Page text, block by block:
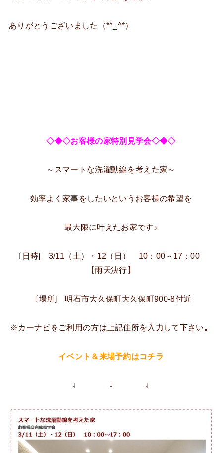
ありがとうございました（*^_^*）
◇◆◇お客様の家特別見学会◇◆◇
～スマートな洗濯動線を考えた家～
効率よく家事をしたいというお客様の希望を
最大限に叶えたお家です♪
〔日時] 3/11（土）・12（日） 10：00～17：00
【雨天決行】
〔場所] 明石市大久保町大久保町900-8付近
※カーナビをご利用の方は上記住所を入力して下さい。
イベント＆来場予約はコチラ
↓ ↓ ↓